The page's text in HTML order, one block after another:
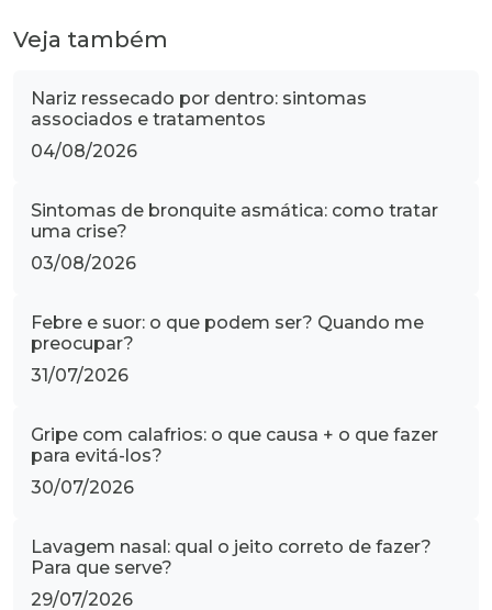
Veja também
Nariz ressecado por dentro: sintomas
associados e tratamentos
04/08/2026
Sintomas de bronquite asmática: como tratar
uma crise?
03/08/2026
Febre e suor: o que podem ser? Quando me
preocupar?
31/07/2026
Gripe com calafrios: o que causa + o que fazer
para evitá-los?
30/07/2026
Lavagem nasal: qual o jeito correto de fazer?
Para que serve?
29/07/2026